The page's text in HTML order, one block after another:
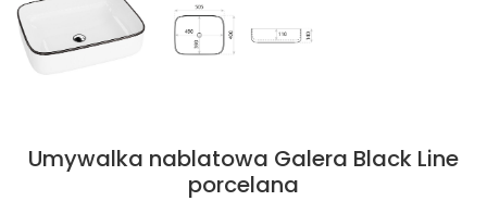
Umywalka nablatowa Galera Black Line
porcelana